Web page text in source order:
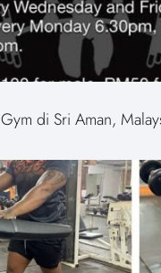
Gym di Sri Aman,